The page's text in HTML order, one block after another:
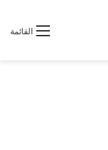
القائمة